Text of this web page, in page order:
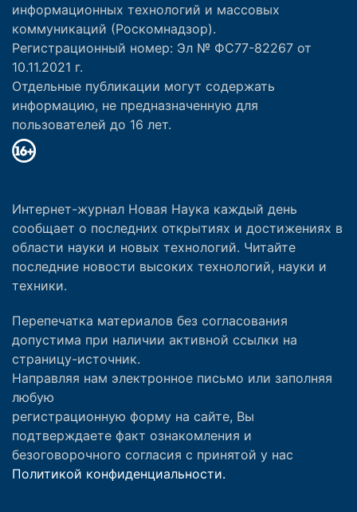
информационных технологий и массовых
коммуникаций (Роскомнадзор).
Регистрационный номер: Эл № ФС77-82267 от
10.11.2021 г.
Отдельные публикации могут содержать
информацию, не предназначенную для
пользователей до 16 лет.
Интернет-журнал Новая Наука каждый день
сообщает о последних открытиях и достижениях в
области науки и новых технологий. Читайте
последние новости высоких технологий, науки и
техники.
Перепечатка материалов без согласования
допустима при наличии активной ссылки на
страницу-источник.
Направляя нам электронное письмо или заполняя
любую
регистрационную форму на сайте, Вы
подтверждаете факт ознакомления и
безоговорочного согласия с принятой у нас
Политикой конфиденциальности.